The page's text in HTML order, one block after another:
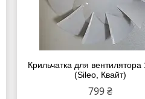
Крильчатка для
(Sileo, Квайт)
799 ₴